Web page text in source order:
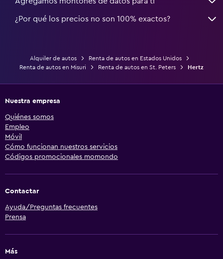
¿Por qué los precios no son 100% exactos?
Alquiler de autos
Renta de autos en Estados Unidos
Renta de autos en Misuri
Renta de autos en St. Peters Hertz
Nuestra empresa
Quiénes somos
Empleo
Móvil
Cómo funcionan nuestros servicios
Códigos promocionales momondo
Contactar
Ayuda/Preguntas frecuentes
Prensa
Más